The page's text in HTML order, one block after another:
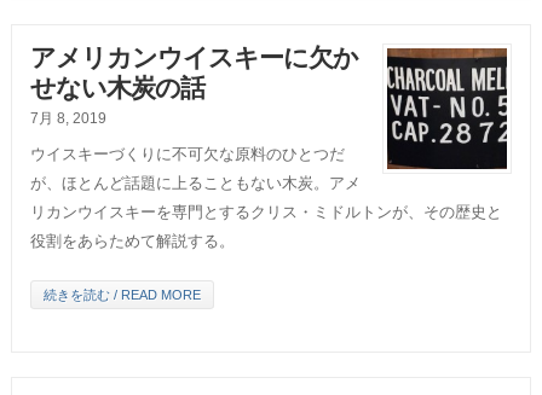
アメリカンウイスキーに欠か
せない木炭の話
7月 8, 2019
ウイスキーづくりに不可欠な原料のひとつだ
が、ほとんど話題に上ることもない木炭。アメ
リカンウイスキーを専門とするクリス・ミドルトンが、その歴史と
役割をあらためて解説する。
続きを読む / READ MORE